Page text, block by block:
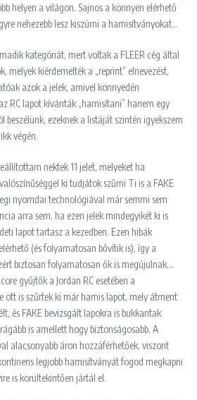
helyen a világon. Sajnos a könnyen elérhető
nehezebb lesz kiszúrni a hamisítványokat…
kategóriát, mert voltak a FLEER cég által
melyek kiérdemelték a „reprint” elnevezést,
azok a jelek, amivel könnyedén
RC lapot kívánták „hamisítani” hanem egy
beszélünk, ezeknek a listáját szintén igyekszem
végén.
nektek 11 jelet, melyeket ha
ki tudjátok szűrni Ti is a FAKE
nyomdai technológiával már semmi sem
arra sem, ha ezen jelek mindegyikét ki is
lapot tartasz a kezedben. Ezen hibák
(és folyamatosan bővítik is), így a
biztosan folyamatosan ők is megújulnak…
gyűjtők a Jordan RC esetében a
ott is szűrtek ki már hamis lapot, mely átment
és FAKE bevizsgált lapokra is bukkantak
is amellett hogy biztonságosabb. A
alacsonyabb áron hozzáférhetőek, viszont
legjobb hamisítványát fogod megkapni
is körültekintően jártál el.